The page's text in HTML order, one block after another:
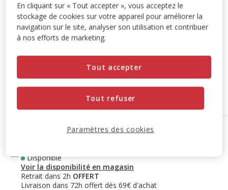
-10% sur votre première commande* avec votre Carte
Animalis. Offre non cumulable aux autres promotions en
cours.
Voir conditions
Retrait en magasin
Options de livraison
Disponible
Voir la disponibilité en magasin
Retrait dans 2h OFFERT
Livraison dans 72h offert dès 69€ d'achat
En cliquant sur « Tout accepter », vous acceptez le
stockage de cookies sur votre appareil pour améliorer la
navigation sur le site, analyser son utilisation et contribuer
à nos efforts de marketing.
Tout refuser
Tout accepter
Paramètres des cookies